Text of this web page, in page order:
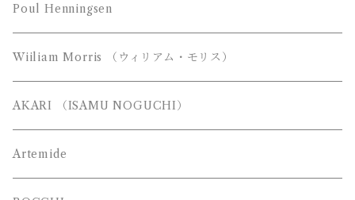
都行燈（miyako andon）
Poul Henningsen
Wiiliam Morris （ウィリアム・モリス）
AKARI （ISAMU NOGUCHI）
Artemide